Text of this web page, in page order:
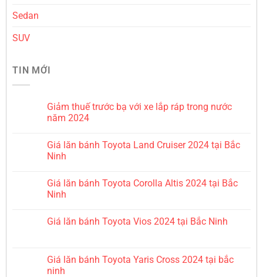
Sedan
SUV
TIN MỚI
Giảm thuế trước bạ với xe lắp ráp trong nước
năm 2024
Giá lăn bánh Toyota Land Cruiser 2024 tại Bắc
Ninh
Giá lăn bánh Toyota Corolla Altis 2024 tại Bắc
Ninh
Giá lăn bánh Toyota Vios 2024 tại Bắc Ninh
Giá lăn bánh Toyota Yaris Cross 2024 tại bắc
ninh